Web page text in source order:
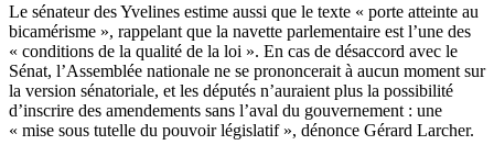
Le sénateur des Yvelines estime aussi que le texte « porte atteinte au
bicamérisme », rappelant que la navette parlementaire est l’une des
« conditions de la qualité de la loi ». En cas de désaccord avec le
Sénat, l’Assemblée nationale ne se prononcerait à aucun moment sur
la version sénatoriale, et les députés n’auraient plus la possibilité
d’inscrire des amendements sans l’aval du gouvernement : une
« mise sous tutelle du pouvoir législatif », dénonce Gérard Larcher.